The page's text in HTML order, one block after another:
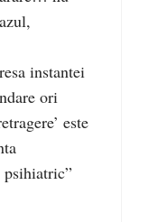
instantei
ori
este
psihiatric”